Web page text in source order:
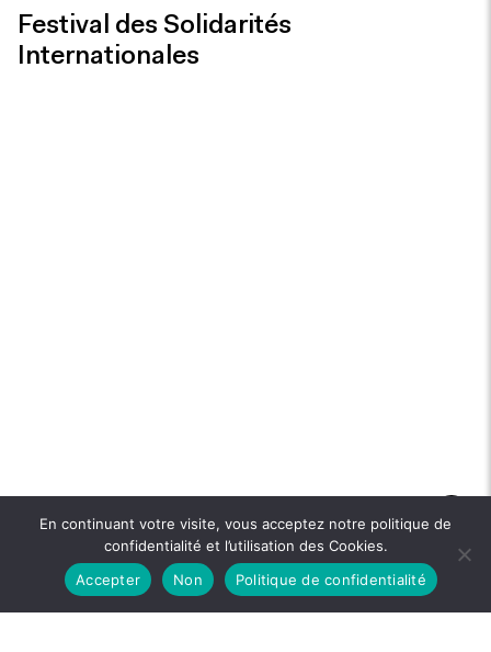
Festival des Solidarités
Internationales
En continuant votre visite, vous acceptez notre politique de
confidentialité et l’utilisation des Cookies.
Accepter
Non Politique de confidentialité